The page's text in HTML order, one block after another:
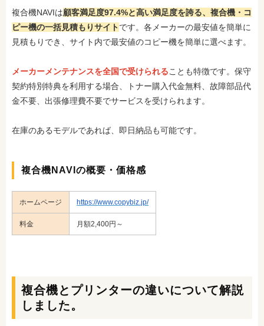
複合機NAVIは顧客満足度97.4%と高い満足度を誇る、複合機・コ
ピー機の一括見積もりサイトです。各メーカーの最安値を簡単に
見積もりでき、サイト内で最安値のコピー機を簡単に選べます。
メーカーメンテナンスを全国で受けられることも特徴です。保守
契約特別特典を利用する場合、トナー購入代金無料、故障部品代
金不要、出張修理費不要でサービスを受けられます。
在庫のあるモデルであれば、即日納品も可能です。
複合機NAVIの概要・価格感
ホームページ https://www.copybiz.jp/
料金 月額2,400円～
複合機とプリンターの違いについて解説
しました。